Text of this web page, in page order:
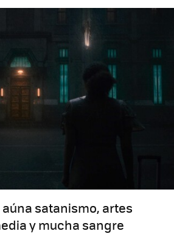
aúna satanismo, artes
y mucha sangre